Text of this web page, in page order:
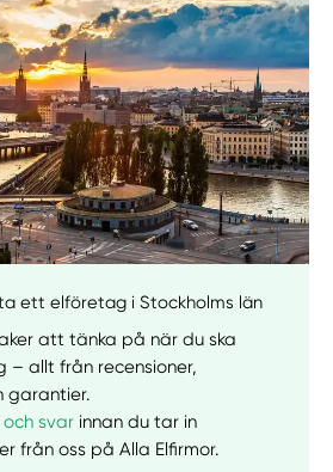
Få hjälp
ett elföretag i Stockholms län
att tänka på när du ska
allt från recensioner,
garantier.
svar innan du tar in
från oss på Alla Elfirmor.